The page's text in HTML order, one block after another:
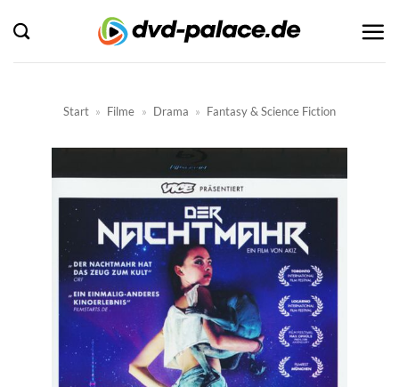
Inhalt
springen
Start » Filme » Drama » Fantasy & Science Fiction